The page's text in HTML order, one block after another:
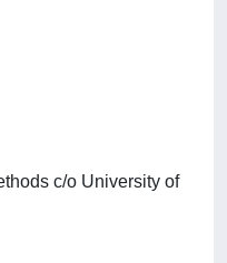
c/o University of